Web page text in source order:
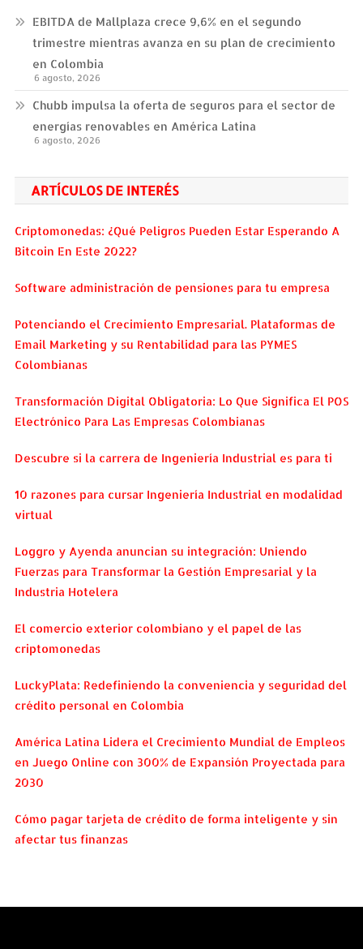
EBITDA de Mallplaza crece 9,6% en el segundo
trimestre mientras avanza en su plan de crecimiento
en Colombia
6 agosto, 2026
Chubb impulsa la oferta de seguros para el sector de
energías renovables en América Latina
6 agosto, 2026
ARTÍCULOS DE INTERÉS
Criptomonedas: ¿Qué Peligros Pueden Estar Esperando A
Bitcoin En Este 2022?
Software administración de pensiones para tu empresa
Potenciando el Crecimiento Empresarial. Plataformas de
Email Marketing y su Rentabilidad para las PYMES
Colombianas
Transformación Digital Obligatoria: Lo Que Significa El POS
Electrónico Para Las Empresas Colombianas
Descubre si la carrera de Ingeniería Industrial es para ti
10 razones para cursar Ingeniería Industrial en modalidad
virtual
Loggro y Ayenda anuncian su integración: Uniendo
Fuerzas para Transformar la Gestión Empresarial y la
Industria Hotelera
El comercio exterior colombiano y el papel de las
criptomonedas
LuckyPlata: Redefiniendo la conveniencia y seguridad del
crédito personal en Colombia
América Latina Lidera el Crecimiento Mundial de Empleos
en Juego Online con 300% de Expansión Proyectada para
2030
Cómo pagar tarjeta de crédito de forma inteligente y sin
afectar tus finanzas